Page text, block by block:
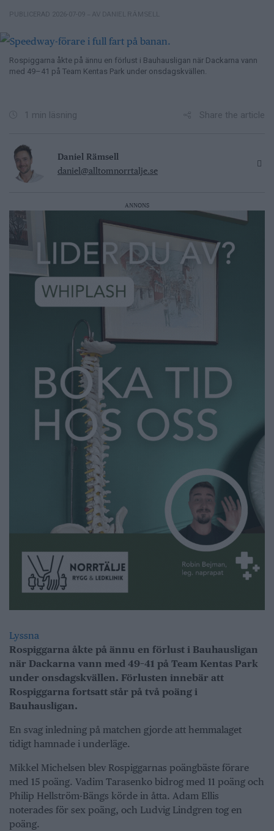
PUBLICERAD 2026-07-09 – AV DANIEL RÄMSELL
Rospiggarna åkte på ännu en förlust i Bauhausligan när Dackarna vann
med 49–41 på Team Kentas Park under onsdagskvällen.
1 min läsning Share the article
Daniel Rämsell
daniel@alltomnorrtalje.se
ANNONS
Lyssna
Rospiggarna åkte på ännu en förlust i Bauhausligan
när Dackarna vann med 49–41 på Team Kentas Park
under onsdagskvällen. Förlusten innebär att
Rospiggarna fortsatt står på två poäng i
Bauhausligan.
En svag inledning på matchen gjorde att hemmalaget
tidigt hamnade i underläge.
Mikkel Michelsen blev Rospiggarnas poängbäste förare
med 15 poäng. Vadim Tarasenko bidrog med 11 poäng och
Philip Hellström-Bängs körde in åtta. Adam Ellis
noterades för sex poäng, och Ludvig Lindgren tog en
poäng.